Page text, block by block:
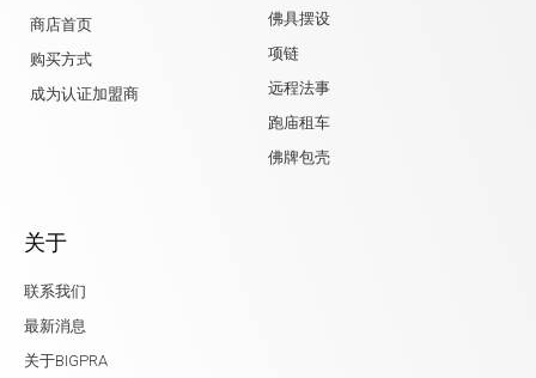
商店首页
购买方式
成为认证加盟商
佛具摆设
项链
远程法事
跑庙租车
佛牌包壳
关于
联系我们
最新消息
关于BIGPRA